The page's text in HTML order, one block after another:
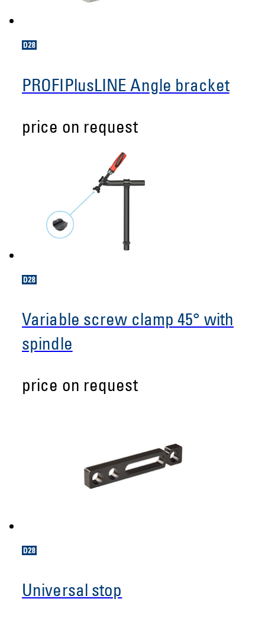
PROFIPlusLINE Angle bracket
price on request
Variable screw clamp 45° with
spindle
price on request
Universal stop